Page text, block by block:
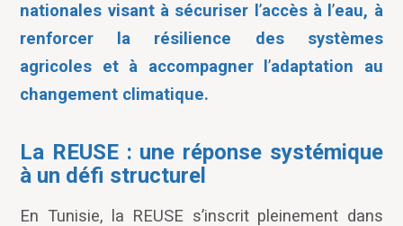
nationales visant à sécuriser l ’accès à l’eau, à
renforcer la résilience des systèmes
agricoles et à accompagner l’adaptation au
changement climatique.
La REUSE : une réponse systémique
à un défi structurel
En Tunisie, la REUSE s’inscrit pleinement dans